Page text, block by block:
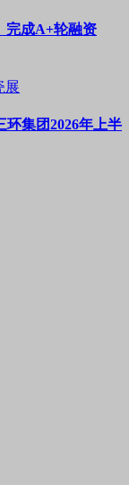
完成A+轮融资
展
环集团2026年上半